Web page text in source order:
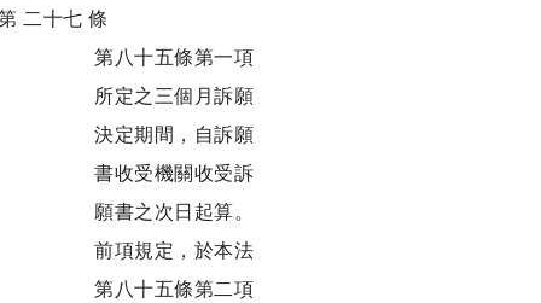
二十七 條
第八十五條第一項
所定之三個月訴願
決定期間，自訴願
書收受機關收受訴
願書之次日起算。
前項規定，於本法
第八十五條第二項